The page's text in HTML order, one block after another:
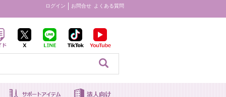
ログイン お問合せ よくある質問